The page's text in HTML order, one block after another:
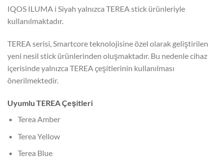
IQOS ILUMA i Siyah yalnızca TEREA stick ürünleriyle
kullanılmaktadır.
TEREA serisi, Smartcore teknolojisine özel olarak geliştirilen
yeni nesil stick ürünlerinden oluşmaktadır. Bu nedenle cihaz
içerisinde yalnızca TEREA çeşitlerinin kullanılması
önerilmektedir.
Uyumlu TEREA Çeşitleri
Terea Amber
Terea Yellow
Terea Blue